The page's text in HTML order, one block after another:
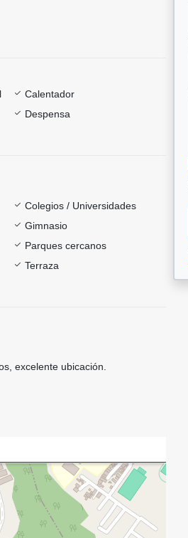
Calentador
Despensa
Colegios / Universidades
Gimnasio
Parques cercanos
Terraza
excelente ubicación.